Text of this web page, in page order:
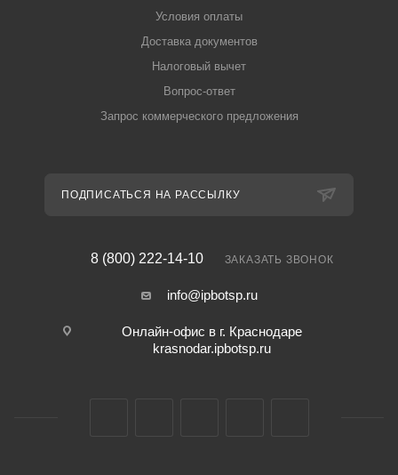
Условия оплаты
Доставка документов
Налоговый вычет
Вопрос-ответ
Запрос коммерческого предложения
ПОДПИСАТЬСЯ НА РАССЫЛКУ
8 (800) 222-14-10 ЗАКАЗАТЬ ЗВОНОК
info@ipbotsp.ru
Онлайн-офис в г. Краснодаре
krasnodar.ipbotsp.ru